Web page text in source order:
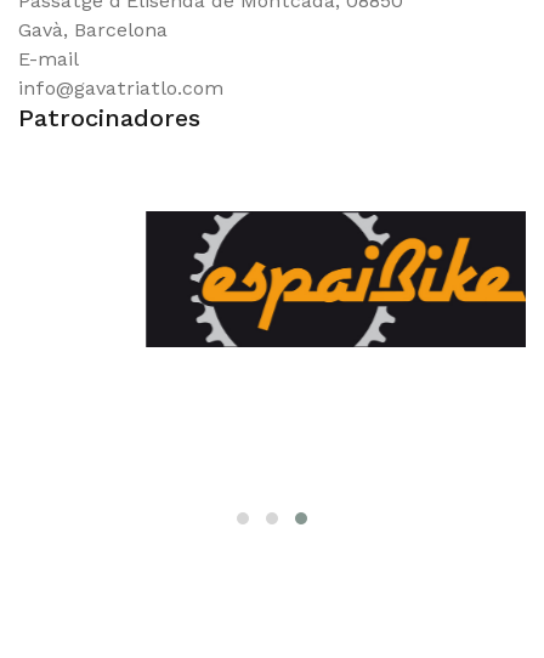
Gavà, Barcelona
E-mail
info@gavatriatlo.com
Patrocinadores